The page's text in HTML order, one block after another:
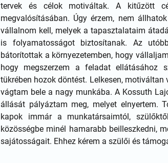
tervek és célok motiváltak. A kitűzött
megvalósításában. Úgy érzem, nem
vállalnom kell, melyek a tapasztalataim
is folyamatosságot biztosítanak. Az
bátorítottak a környezetemben, hogy
hogy megszerzem a feladat ellátásához
tükrében hozok döntést. Lelkesen,
vágtam bele a nagy munkába. A Kossuth
állását pályáztam meg, melyet elnyertem.
kapok immár a munkatársaimtól,
közösségbe minél hamarabb beilleszkedni,
sajátosságait. Ehhez kérem a szülői és